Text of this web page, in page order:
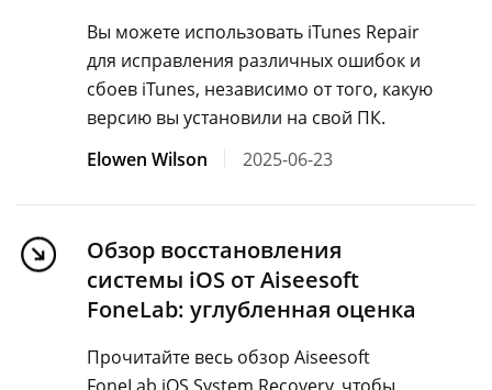
Вы можете использовать iTunes Repair
для исправления различных ошибок и
сбоев iTunes, независимо от того, какую
версию вы установили на свой ПК.
Elowen Wilson
2025-06-23
Обзор восстановления
системы iOS от Aiseesoft
FoneLab: углубленная оценка
Прочитайте весь обзор Aiseesoft